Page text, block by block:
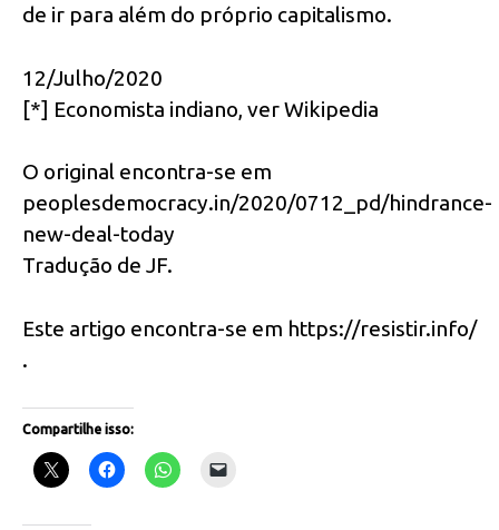
de ir para além do próprio capitalismo.
12/Julho/2020
[*] Economista indiano, ver Wikipedia
O original encontra-se em
peoplesdemocracy.in/2020/0712_pd/hindrance-
new-deal-today
Tradução de JF.
Este artigo encontra-se em https://resistir.info/
.
Compartilhe isso: